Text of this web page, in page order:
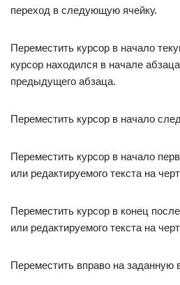
переход в следующую ячейку.
Переместить курсор в начало
курсор находился в начале
предыдущего абзаца.
Переместить курсор в начало
Переместить курсор в начало
или редактируемого текста на
Переместить курсор в конец
или редактируемого текста на
Переместить вправо на заданную